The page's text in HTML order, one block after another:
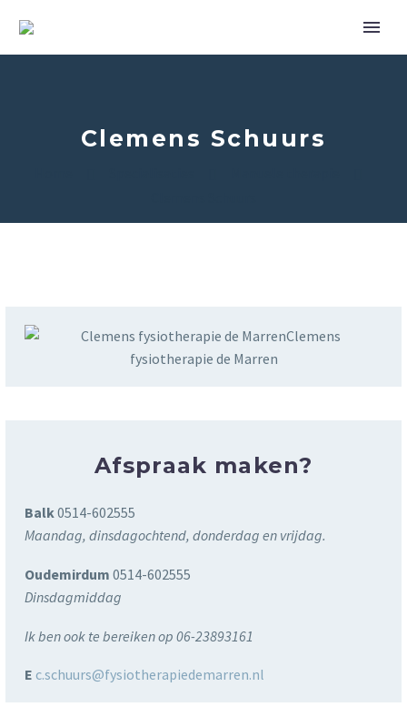
Clemens Schuurs
Afspraak maken?
Balk0514-602555
Maandag, dinsdagochtend, donderdag en vrijdag.
Oudemirdum 0514-602555
Dinsdagmiddag
Ik ben ook te bereiken op 06-23893161
E c.schuurs@fysiotherapiedemarren.nl